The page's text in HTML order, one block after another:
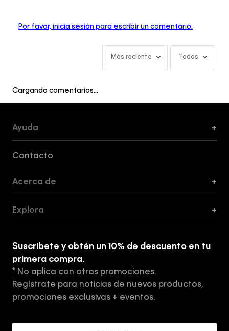
Por favor, inicia sesión para escribir un comentario.
Más reciente Todos
Cargando comentarios…
Ayuda +
Contacto
Acerca de +
Tiendas
Aviso de privacidad
Términos y Condiciones
Explora +
Suscríbete y obtén un 10% de descuento en tu
primera compra.
* No aplica con otras promociones.
Regístrate para noticias de nuevos productos,
promociones exclusivas + eventos.